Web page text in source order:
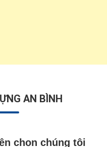
AN BÌNH
chọn chúng tôi